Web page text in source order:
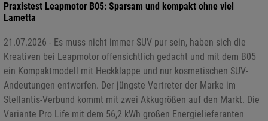
Praxistest Leapmotor B05: Sparsam und kompakt ohne viel
Lametta
21.07.2026 - Es muss nicht immer SUV pur sein, haben sich die
Kreativen bei Leapmotor offensichtlich gedacht und mit dem B05
ein Kompaktmodell mit Heckklappe und nur kosmetischen SUV-
Andeutungen entworfen. Der jüngste Vertreter der Marke im
Stellantis-Verbund kommt mit zwei Akkugrößen auf den Markt. Die
Variante Pro Life mit dem 56,2 kWh großen Energielieferanten